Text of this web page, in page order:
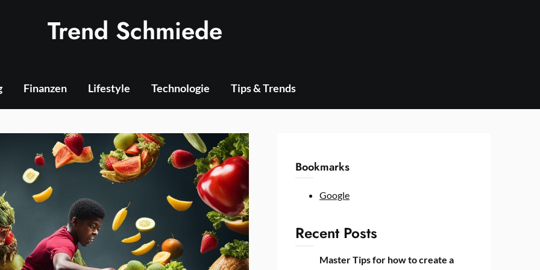
Trend Schmiede
Finanzen Lifestyle Technologie Tips & Trends
Bookmarks
Google
Recent Posts
Master Tips for how to create a